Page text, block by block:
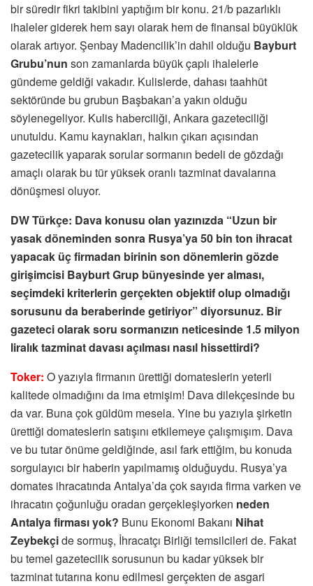
bir süredir fikri takibini yaptığım bir konu. 21/b pazarlıklı
ihaleler giderek hem sayı olarak hem de finansal büyüklük
olarak artıyor. Şenbay Madencilik’in dahil olduğu Bayburt
Grubu’nun son zamanlarda büyük çaplı ihalelerle
gündeme geldiği vakadır. Kulislerde, dahası taahhüt
sektöründe bu grubun Başbakan’a yakın olduğu
söylenegeliyor. Kulis haberciliği, Ankara gazeteciliği
unutuldu. Kamu kaynakları, halkın çıkarı açısından
gazetecilik yaparak sorular sormanın bedeli de gözdağı
amaçlı olarak bu tür yüksek oranlı tazminat davalarına
dönüşmesi oluyor.
DW Türkçe: Dava konusu olan yazınızda “Uzun bir
yasak döneminden sonra Rusya’ya 50 bin ton ihracat
yapacak üç firmadan birinin son dönemlerin gözde
girişimcisi Bayburt Grup bünyesinde yer alması,
seçimdeki kriterlerin gerçekten objektif olup olmadığı
sorusunu da beraberinde getiriyor” diyorsunuz. Bir
gazeteci olarak soru sormanızın neticesinde 1.5 milyon
liralık tazminat davası açılması nasıl hissettirdi?
Toker: O yazıyla firmanın ürettiği domateslerin yeterli
kalitede olmadığını da ima etmişim! Dava dilekçesinde bu
da var. Buna çok güldüm mesela. Yine bu yazıyla şirketin
ürettiği domateslerin satışını etkilemeye çalışmışım. Dava
ve bu tutar önüme geldiğinde, asıl fark ettiğim, bu konuda
sorgulayıcı bir haberin yapılmamış olduğuydu. Rusya’ya
domates ihracatında Antalya’da çok sayıda firma varken ve
ihracatın çoğunluğu oradan gerçekleşiyorken neden
Antalya firması yok? Bunu Ekonomi Bakanı Nihat
Zeybekçide sormuş, İhracatçı Birliği temsilcileri de. Fakat
bu temel gazetecilik sorusunun bu kadar yüksek bir
tazminat tutarına konu edilmesi gerçekten de asgari